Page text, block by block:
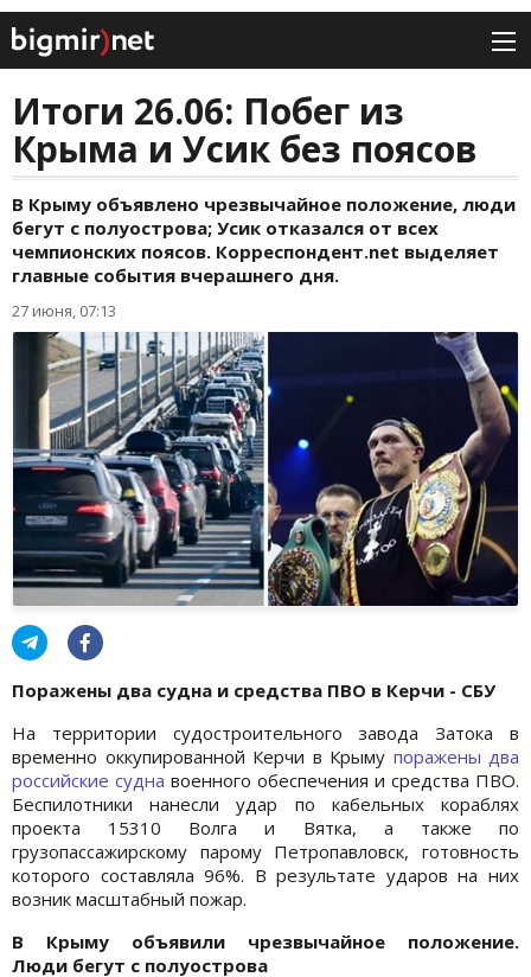
Итоги 26.06: Побег из
Крыма и Усик без поясов
В Крыму объявлено чрезвычайное положение, люди
бегут с полуострова; Усик отказался от всех
чемпионских поясов. Корреспондент.net выделяет
главные события вчерашнего дня.
27 июня, 07:13
Поражены два судна и средства ПВО в Керчи - СБУ
На территории судостроительного завода Затока в
временно оккупированной Керчи в Крыму поражены два
российские судна военного обеспечения и средства ПВО.
Беспилотники нанесли удар по кабельных кораблях
проекта 15310 Волга и Вятка, а также по
грузопассажирскому парому Петропавловск, готовность
которого составляла 96%. В результате ударов на них
возник масштабный пожар.
В Крыму объявили чрезвычайное положение.
Люди бегут с полуострова